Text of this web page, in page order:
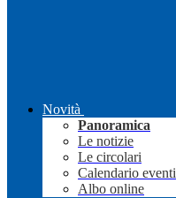
Novità
Panoramica
Le notizie
Le circolari
Calendario eventi
Albo online